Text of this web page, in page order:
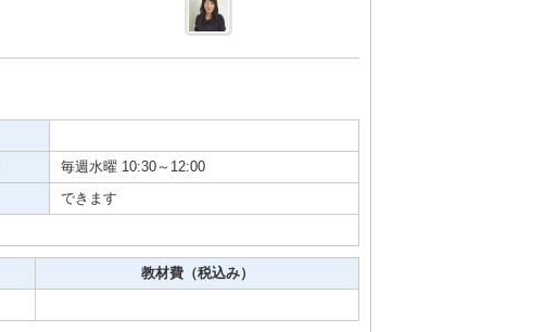
毎週水曜 10:30～12:00
できます
教材費（税込み）